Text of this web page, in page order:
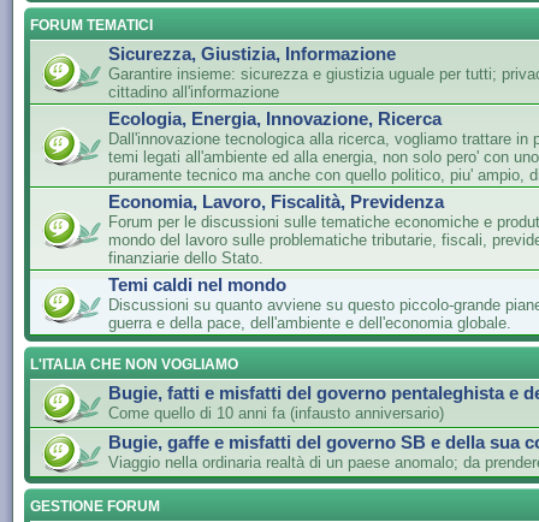
FORUM TEMATICI
Sicurezza, Giustizia, Informazione
Garantire insieme: sicurezza e giustizia uguale per tutti;
cittadino all'informazione
Ecologia, Energia, Innovazione, Ricerca
Dall'innovazione tecnologica alla ricerca, vogliamo trattare in
temi legati all'ambiente ed alla energia, non solo pero' con
puramente tecnico ma anche con quello politico, piu' ampio,
Economia, Lavoro, Fiscalità, Previdenza
Forum per le discussioni sulle tematiche economiche e
mondo del lavoro sulle problematiche tributarie, fiscali,
finanziarie dello Stato.
Temi caldi nel mondo
Discussioni su quanto avviene su questo piccolo-grande
guerra e della pace, dell'ambiente e dell'economia globale.
L'ITALIA CHE NON VOGLIAMO
Bugie, fatti e misfatti del governo pentaleghista e
Come quello di 10 anni fa (infausto anniversario)
Bugie, gaffe e misfatti del governo SB e della sua
Viaggio nella ordinaria realtà di un paese anomalo; da
GESTIONE FORUM